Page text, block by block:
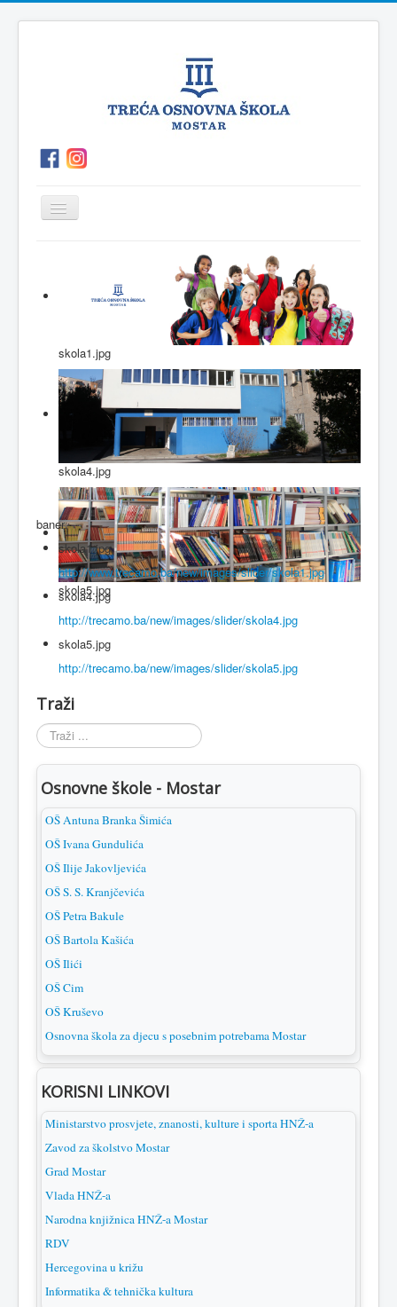
Prikaz/Sakrivanje
navigacije
Kutak
za
roditelje
Vijesti
skola1.jpg
skola4.jpg
skola5.jpg
baner
skola1.jpg
http://www.trecamo.ba/new/images/slider/skola1.jpg
skola4.jpg
http://trecamo.ba/new/images/slider/skola4.jpg
skola5.jpg
http://trecamo.ba/new/images/slider/skola5.jpg
Traži
Traži
...
Osnovne škole - Mostar
OŠ Antuna Branka Šimića
OŠ Ivana Gundulića
OŠ Ilije Jakovljevića
OŠ S. S. Kranjčevića
OŠ Petra Bakule
OŠ Bartola Kašića
OŠ Ilići
OŠ Cim
OŠ Kruševo
Osnovna škola za djecu s posebnim potrebama Mostar
KORISNI LINKOVI
Ministarstvo prosvjete, znanosti, kulture i sporta HNŽ-a
Zavod za školstvo Mostar
Grad Mostar
Vlada HNŽ-a
Narodna knjižnica HNŽ-a Mostar
RDV
Hercegovina u križu
Informatika & tehnička kultura